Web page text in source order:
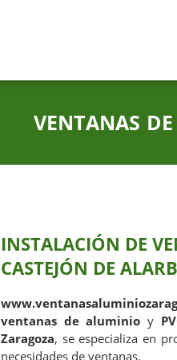
VENTANAS
INSTALACIÓN DE
CASTEJÓN DE
ventanas de aluminio y
Zaragoza, se especializa en
necesidades de ventanas.